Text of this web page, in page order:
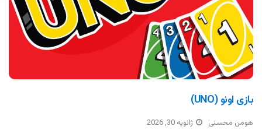
بازی اونو (UNO)
هومن محسنی ژانویه 30, 2026